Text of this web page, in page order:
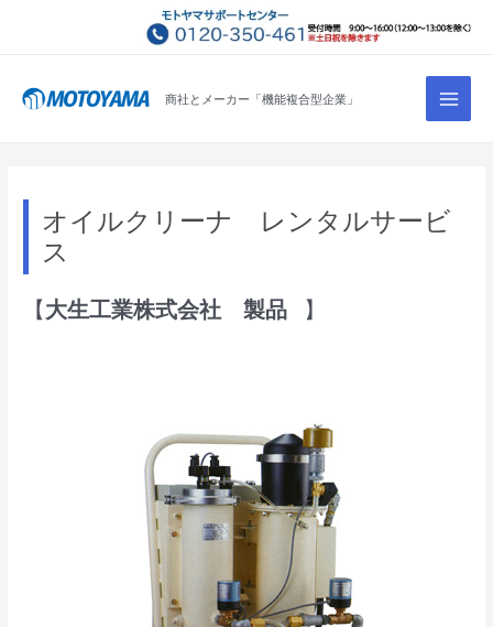
商社とメーカー「機能複合型企業」
Main
オイルクリーナ レンタルサービ
ス
【大生工業株式会社 製品 】